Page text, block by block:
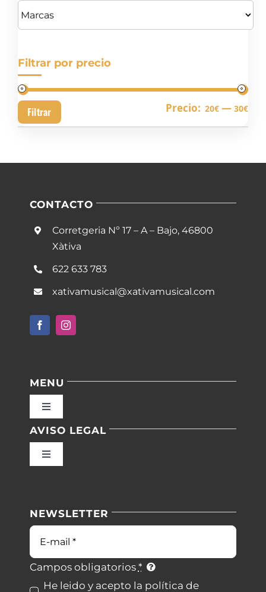
Filtrar por precio
Filtrar Precio: 20€ — 30€
CONTACTO
Corretgeria Nº 17 – A – Bajo, 46800
Xàtiva
622 633 783
xativamusical@xativamusical.com
MENU
Toggle
Inicio
Blog
Contacto
AVISO LEGAL
Toggle
Condiciones de uso
Ley de cookies
NEWSLETTER
Correo
electrónico
Campos obligatorios *
He leido y acepto la política de